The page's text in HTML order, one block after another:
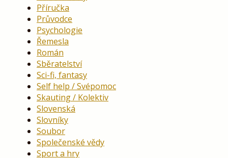
Příručka
Průvodce
Psychologie
Řemesla
Román
Sběratelství
Sci-fi, fantasy
Self help / Svépomoc
Skauting / Kolektiv
Slovenská
Slovníky
Soubor
Společenské vědy
Sport a hry